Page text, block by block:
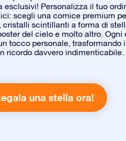
esclusivi! Personalizza il tuo
scegli una cornice premium
cristalli scintillanti a forma di
del cielo e molto altro. Ogni
tocco personale, trasformando
ricordo davvero indimenticabile.
una stella ora!